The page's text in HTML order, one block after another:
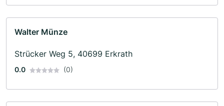
Walter Münze
Strücker Weg 5, 40699 Erkrath
0.0 (0)